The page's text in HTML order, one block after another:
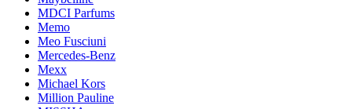
MDCI Parfums
Memo
Meo Fusciuni
Mercedes-Benz
Mexx
Michael Kors
Million Pauline